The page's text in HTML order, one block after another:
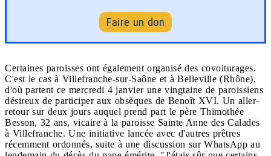
Faire un don
Certaines paroisses ont également organisé des covoiturages.
C'est le cas à Villefranche-sur-Saône et à Belleville (Rhône),
d'où partent ce mercredi 4 janvier une vingtaine de paroissiens
désireux de participer aux obsèques de Benoît XVI. Un aller-
retour sur deux jours auquel prend part le père Thimothée
Besson, 32 ans, vicaire à la paroisse Sainte Anne des Calades
à Villefranche. Une initiative lancée avec d'autres prêtres
récemment ordonnés, suite à une discussion sur WhatsApp au